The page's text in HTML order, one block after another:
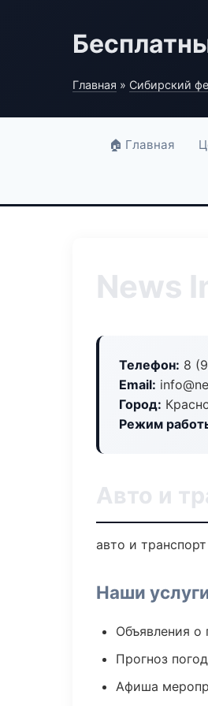
Главная » Сибирский
🏠 Главная
News
Телефон: 8
Email:
Город:
Режим
Авто и
авто и
Наши
Объявления о
Прогноз
Афиша